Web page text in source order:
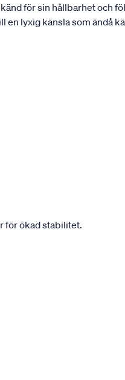
för sin hållbarhet
lyxig känsla som ändå
för ökad stabilitet.